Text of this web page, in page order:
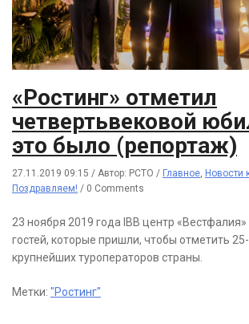
«Ростинг» отметил
четвертьвековой
это было (репортаж)
27.11.2019 09:15 / Автор: РСТО / Главное, Новости
Поздравляем! / 0 Comments
23 ноября 2019 года IBB центр
гостей, которые пришли, чтобы отметить
крупнейших туроператоров страны.
Метки: "Ростинг"